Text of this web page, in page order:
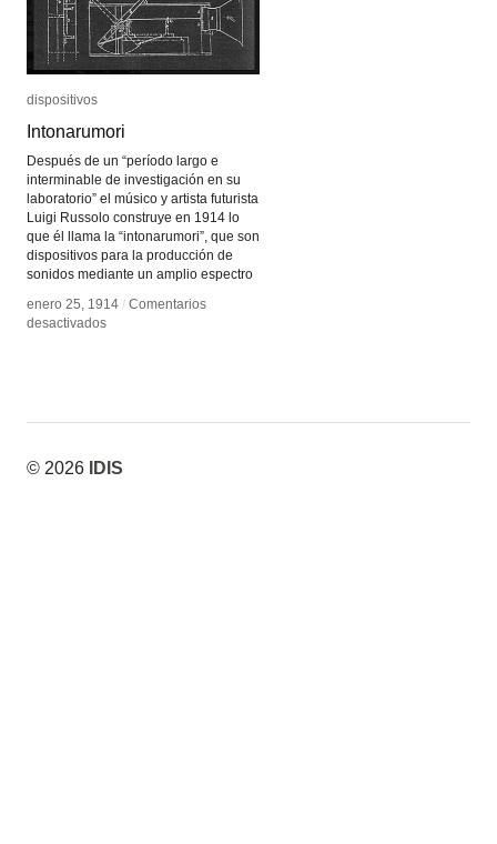
dispositivos
Intonarumori
Después de un “período largo e
interminable de investigación en su
laboratorio” el músico y artista futurista
Luigi Russolo construye en 1914 lo
que él llama la “intonarumori”, que son
dispositivos para la producción de
sonidos mediante un amplio espectro
enero 25, 1914 / Comentarios
desactivadosen
dispositivos
Intonarumori
enero 25, 1914 / Comentarios
desactivadosen
© 2026 IDIS